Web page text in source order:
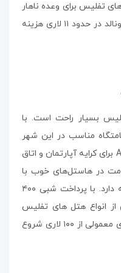
تفلیس برای وعده‌ ناهار
غذا بخورید. فست فودها مثل مک دونالد در حدود ۱۱ لاری هزینه
بسیار راحت است. با
مناسب در این شهر
پیدا کنید. استفاده از سرویس AirBnB برای کرایه‌ آپارتمان و اتاق
در هاستل‌های خوب با
صبحانه رایگان، شبی ۷۰ لاری هزینه دارد. با پرداخت شبی ۴۰۰
از انواع هتل های تفلیس
اقامت کنید. هزینه‌ اقامت در هتل‌های معمولی از ۱۰۰ لاری شروع